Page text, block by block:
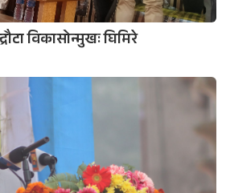
विकासोन्मुखः घिमिरे